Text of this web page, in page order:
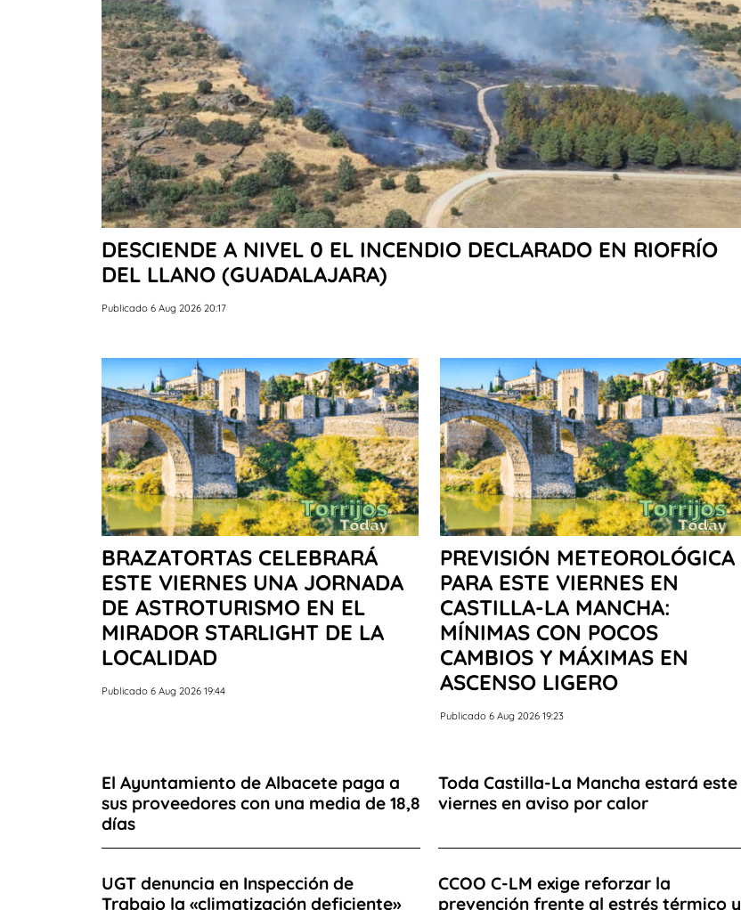
DESCIENDE A NIVEL 0 EL INCENDIO DECLARADO EN RIOFRÍO
DEL LLANO (GUADALAJARA)
Publicado 6 Aug 2026 20:17
BRAZATORTAS CELEBRARÁ
ESTE VIERNES UNA JORNADA
DE ASTROTURISMO EN EL
MIRADOR STARLIGHT DE LA
LOCALIDAD
Publicado 6 Aug 2026 19:44
PREVISIÓN METEOROLÓGICA
PARA ESTE VIERNES EN
CASTILLA-LA MANCHA:
MÍNIMAS CON POCOS
CAMBIOS Y MÁXIMAS EN
ASCENSO LIGERO
Publicado 6 Aug 2026 19:23
El Ayuntamiento de Albacete paga a
sus proveedores con una media de 18,8
días
Toda Castilla-La Mancha estará este
viernes en aviso por calor
UGT denuncia en Inspección de
Trabajo la «climatización deficiente»
CCOO C-LM exige reforzar la
prevención frente al estrés térmico y